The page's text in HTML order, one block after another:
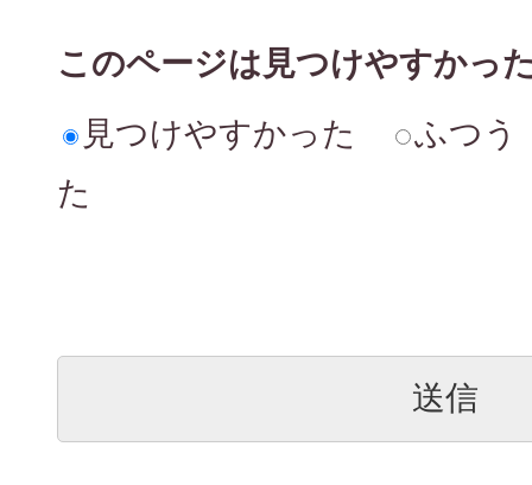
このページは見つけやすかっ
見つけやすかった
ふつう
た